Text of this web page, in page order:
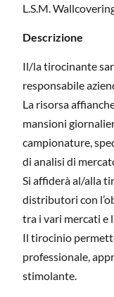
L.S.M. Wallcovering
Descrizione
Il/la tirocinante
responsabile
La risorsa
mansioni
campionature,
di analisi di
Si affiderà al/alla
distributori con
tra i vari mercati e
Il tirocinio
professionale,
stimolante.